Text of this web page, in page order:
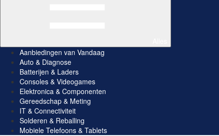
Aanbiedingen van Vandaag
Auto & Diagnose
Batterijen & Laders
Consoles & Videogames
Elektronica & Componenten
Gereedschap & Meting
IT & Connectiviteit
Solderen & Reballing
Mobiele Telefoons & Tablets